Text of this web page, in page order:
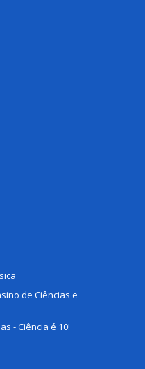
de Ciências e
- Ciência é 10!